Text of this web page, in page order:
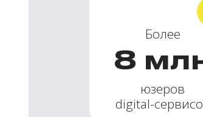
Более
8
юзеров
digital-